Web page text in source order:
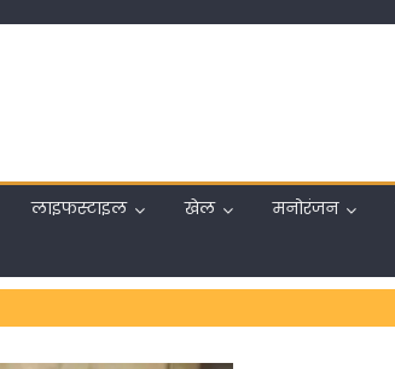
लाइफस्टाइल खेल मनोरंजन